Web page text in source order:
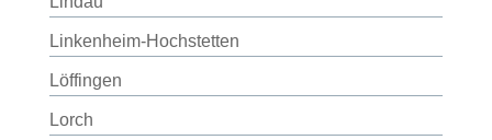
Linkenheim-Hochstetten
Löffingen
Lorch